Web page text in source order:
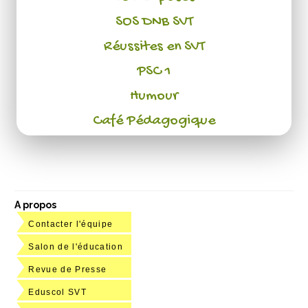
SOS DNB SVT
Réussites en SVT
PSC 1
Humour
Café Pédagogique
A propos
Contacter l'équipe
Salon de l'éducation
Revue de Presse
Eduscol SVT